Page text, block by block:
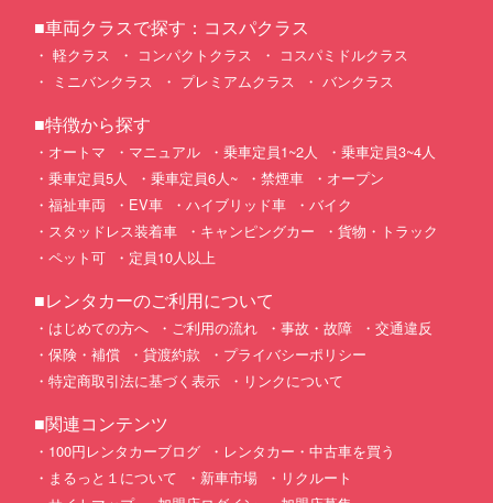
■車両クラスで探す：コスパクラス
軽クラス コンパクトクラス
コスパミドルクラス
ミニバンクラス
プレミアムクラス バンクラス
■特徴から探す
オートマ マニュアル 乗車定員1~2人
乗車定員3~4人
乗車定員5人
乗車定員6人~ 禁煙車
オープン
福祉車両
EV車 ハイブリッド車
バイク
スタッドレス装着車
キャンピングカー
貨物・トラック
ペット可
定員10人以上
■レンタカーのご利用について
はじめての方へ ご利用の流れ 事故・故障
交通違反
保険・補償
貸渡約款
プライバシーポリシー
特定商取引法に基づく表示
リンクについて
■関連コンテンツ
100円レンタカーブログ
レンタカー・中古車を買う
まるっと１について
新車市場
リクルート